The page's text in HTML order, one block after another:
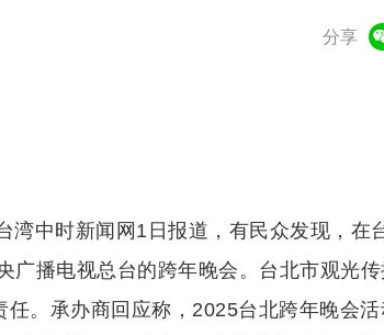
分享
微博
湾中时新闻网1日报道，有民众发现，在
广播电视总台的跨年晚会。台北市观光
任。承办商回应称，2025台北跨年晚会